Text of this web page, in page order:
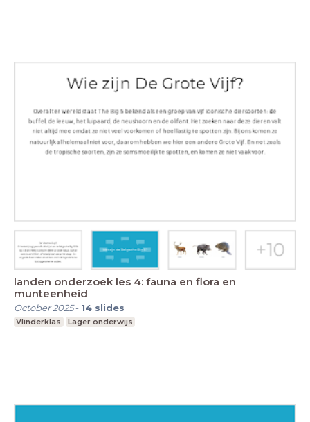
landen onderzoek les 4: fauna en flora en
munteenheid
October 2025- 14 slides
Vlinderklas Lager onderwijs